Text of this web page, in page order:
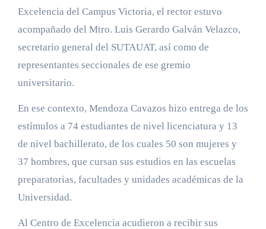
Excelencia del Campus Victoria, el rector estuvo
acompañado del Mtro. Luis Gerardo Galván Velazco,
secretario general del SUTAUAT, así como de
representantes seccionales de ese gremio
universitario.
En ese contexto, Mendoza Cavazos hizo entrega de los
estímulos a 74 estudiantes de nivel licenciatura y 13
de nivel bachillerato, de los cuales 50 son mujeres y
37 hombres, que cursan sus estudios en las escuelas
preparatorias, facultades y unidades académicas de la
Universidad.
Al Centro de Excelencia acudieron a recibir sus